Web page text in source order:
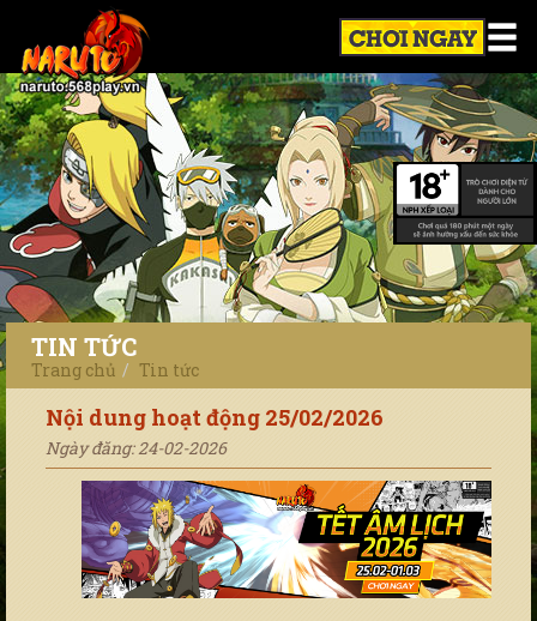
TIN TỨC
Trang chủ Tin tức
Nội dung hoạt động 25/02/2026
Ngày đăng: 24-02-2026